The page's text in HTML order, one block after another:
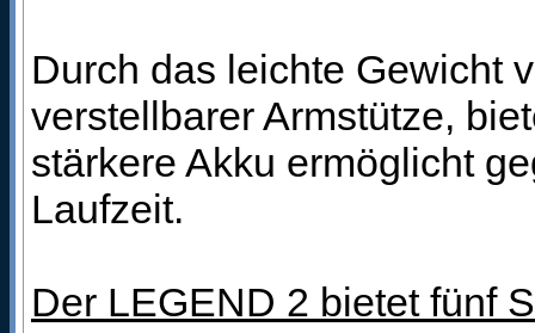
Durch das leichte Gewicht
verstellbarer Armstütze,
stärkere Akku ermöglicht
Laufzeit.
Der LEGEND 2 bietet fünf